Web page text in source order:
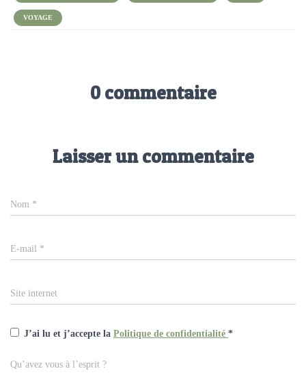
VOYAGE
0 commentaire
Laisser un commentaire
Nom *
E-mail *
Site internet
J’ai lu et j’accepte la Politique de confidentialité *
Qu’avez vous à l’esprit ?